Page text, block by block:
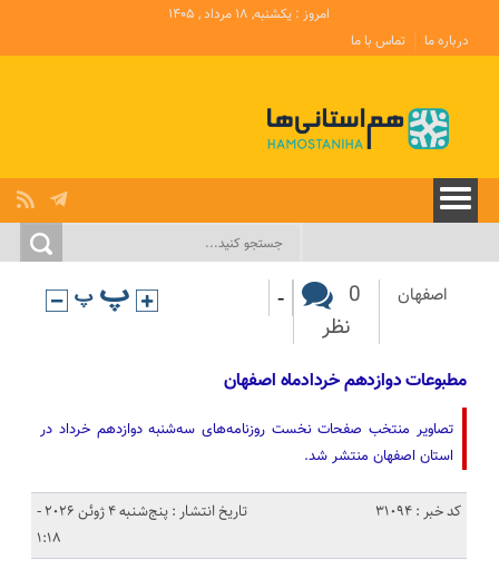
امروز : یکشنبه, ۱۸ مرداد , ۱۴۰۵
درباره ما
تماس با ما
اصفهان
0
نظر
-
مطبوعات دوازدهم خردادماه اصفهان
تصاویر منتخب صفحات نخست روزنامه‌های سه‌شنبه دوازدهم خرداد در
استان اصفهان منتشر شد.
کد خبر : 31094
تاریخ انتشار : پنج‌شنبه 4 ژوئن 2026 -
1:18